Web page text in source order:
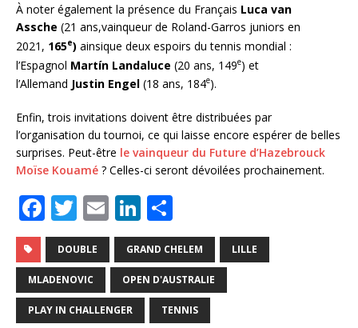
À noter également la présence du Français Luca van
Assche (21 ans,vainqueur de Roland-Garros juniors en
2021, 165e) ainsique deux espoirs du tennis mondial :
l’Espagnol Martín Landaluce (20 ans, 149e) et
l’Allemand Justin Engel (18 ans, 184e).
Enfin, trois invitations doivent être distribuées par
l’organisation du tournoi, ce qui laisse encore espérer de belles
surprises. Peut-être le vainqueur du Future d’Hazebrouck
Moïse Kouamé ? Celles-ci seront dévoilées prochainement.
F
a
c
e
b
T
w
it
te
r
E
m
ai
l
Li
n
k
e
dI
ar
ta
g
e
DOUBLE GRAND CHELEM LILLE
MLADENOVIC OPEN D'AUSTRALIE
PLAY IN CHALLENGER TENNIS